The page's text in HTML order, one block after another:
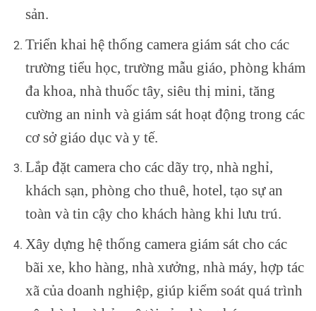
sản.
Triển khai hệ thống camera giám sát cho các
trường tiểu học, trường mẫu giáo, phòng khám
đa khoa, nhà thuốc tây, siêu thị mini, tăng
cường an ninh và giám sát hoạt động trong các
cơ sở giáo dục và y tế.
Lắp đặt camera cho các dãy trọ, nhà nghỉ,
khách sạn, phòng cho thuê, hotel, tạo sự an
toàn và tin cậy cho khách hàng khi lưu trú.
Xây dựng hệ thống camera giám sát cho các
bãi xe, kho hàng, nhà xưởng, nhà máy, hợp tác
xã của doanh nghiệp, giúp kiểm soát quá trình